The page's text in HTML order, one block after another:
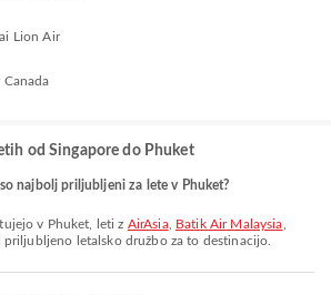
Lion Air
Canada
od Singapore do Phuket
najbolj priljubljeni za lete v Phuket?
v Phuket, leti z AirAsia, Batik Air Malaysia
priljubljeno letalsko družbo za to destinacijo.